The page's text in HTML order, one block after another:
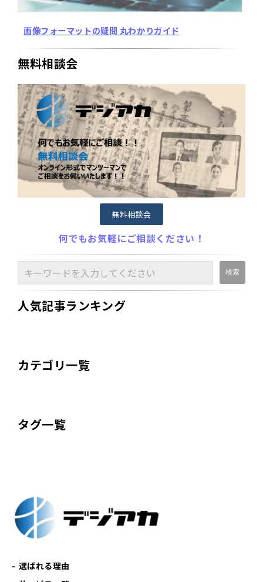
画像フォーマットの疑問 丸わかりガイド
無料相談会
無料相談会
何でもお気軽にご相談ください！
人気記事ランキング
カテゴリ一覧
タグ一覧
選ばれる理由